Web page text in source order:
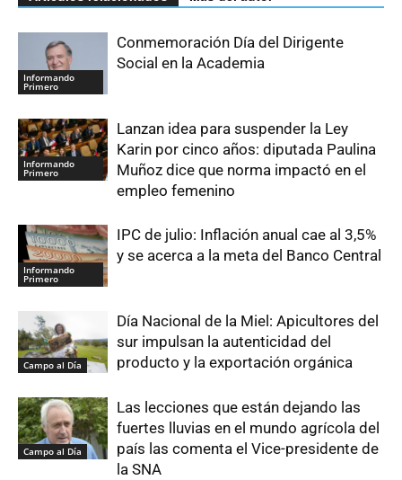
Informando
Primero
Conmemoración Día del Dirigente
Social en la Academia
Informando
Primero
Lanzan idea para suspender la Ley
Karin por cinco años: diputada Paulina
Muñoz dice que norma impactó en el
empleo femenino
Informando
Primero
IPC de julio: Inflación anual cae al 3,5%
y se acerca a la meta del Banco Central
Campo al Día
Día Nacional de la Miel: Apicultores del
sur impulsan la autenticidad del
producto y la exportación orgánica
Campo al Día
Las lecciones que están dejando las
fuertes lluvias en el mundo agrícola del
país las comenta el Vice-presidente de
la SNA